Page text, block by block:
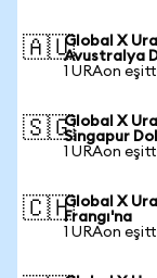
🇦🇺Global X
Avustralya
1 URAon
🇸🇬Global X
Singapur
1 URAon
🇨🇭Global X
Frangı'na
1 URAon